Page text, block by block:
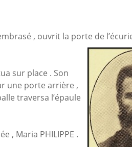
, ouvrit la porte de
sur place . Son
une porte arrière ,
traversa l’épaule
, Maria PHILIPPE .